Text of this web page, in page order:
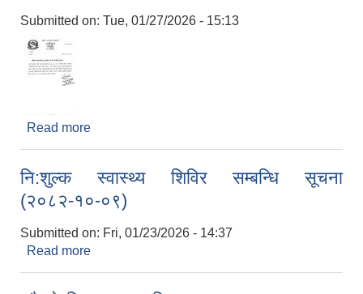
Submitted on: Tue, 01/27/2026 - 15:13
Read more
नि:शुल्क स्वास्थ्य शिविर सम्बन्धि सूचना
(२०८२-१०-०९)
Submitted on: Fri, 01/23/2026 - 14:37
Read more